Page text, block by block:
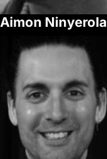
Aimon Ninyerola